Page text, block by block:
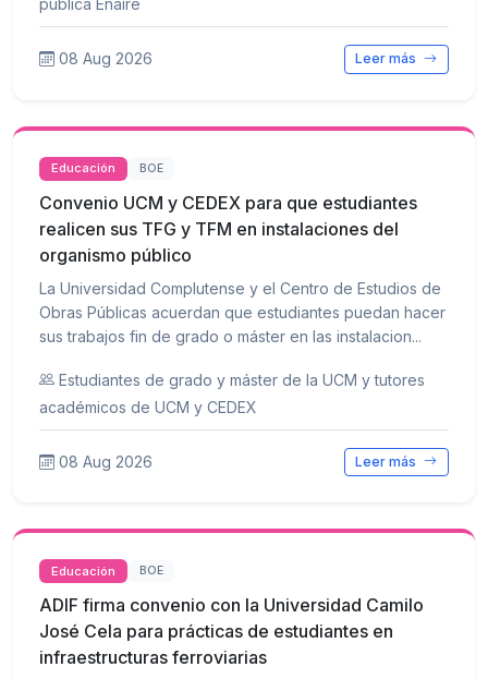
pública Enaire
08 Aug 2026 Leer más
Educación BOE
Convenio UCM y CEDEX para que estudiantes
realicen sus TFG y TFM en instalaciones del
organismo público
La Universidad Complutense y el Centro de Estudios de
Obras Públicas acuerdan que estudiantes puedan hacer
sus trabajos fin de grado o máster en las instalacion...
Estudiantes de grado y máster de la UCM y tutores
académicos de UCM y CEDEX
08 Aug 2026 Leer más
Educación BOE
ADIF firma convenio con la Universidad Camilo
José Cela para prácticas de estudiantes en
infraestructuras ferroviarias